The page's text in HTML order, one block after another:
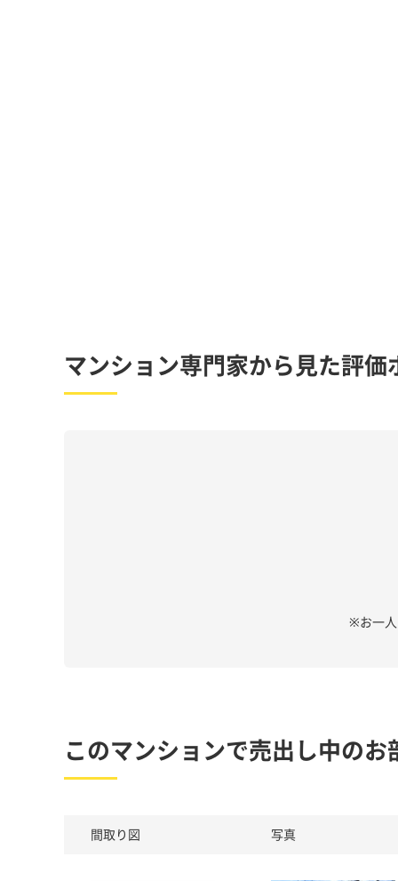
マンション専門家から見た評価
※お一人
このマンションで売出し中のお
間取り図 写真